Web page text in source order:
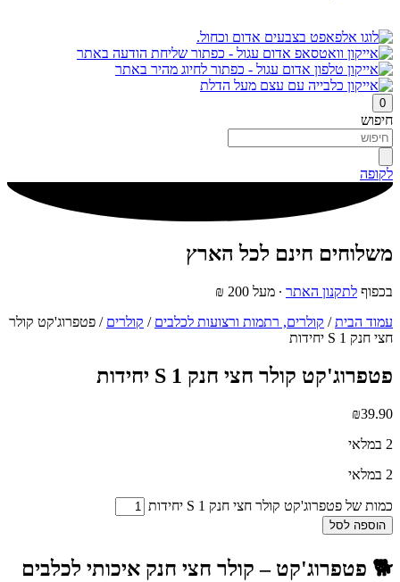
0
חיפוש
לקופה
משלוחים חינם לכל הארץ
בכפוף לתקנון האתר ∙ מעל 200 ₪
עמוד הבית/ קולרים, רתמות ורצועות לכלבים / קולרים / פטפרוג'קט קולר
חצי חנק S 1 יחידות
פטפרוג'קט קולר חצי חנק S 1 יחידות
₪39.90
2 במלאי
2 במלאי
כמות של פטפרוג'קט קולר חצי חנק S 1 יחידות
הוספה לסל
🐕 פטפרוג'קט – קולר חצי חנק איכותי לכלבים